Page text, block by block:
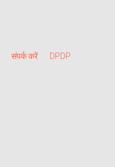
संपर्क करें DPDP